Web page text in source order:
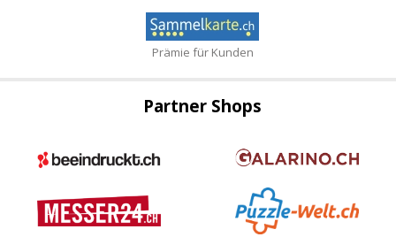
Prämie für Kunden
Partner Shops